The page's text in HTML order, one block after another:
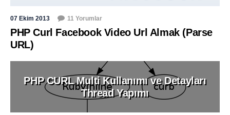
07 Ekim 2013 11 Yorumlar
PHP Curl Facebook Video Url Almak (Parse
URL)
PHP CURL Multi Kullanımı ve Detayları
Thread Yapımı